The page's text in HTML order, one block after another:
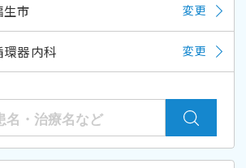
生市 変更
環器内科 変更